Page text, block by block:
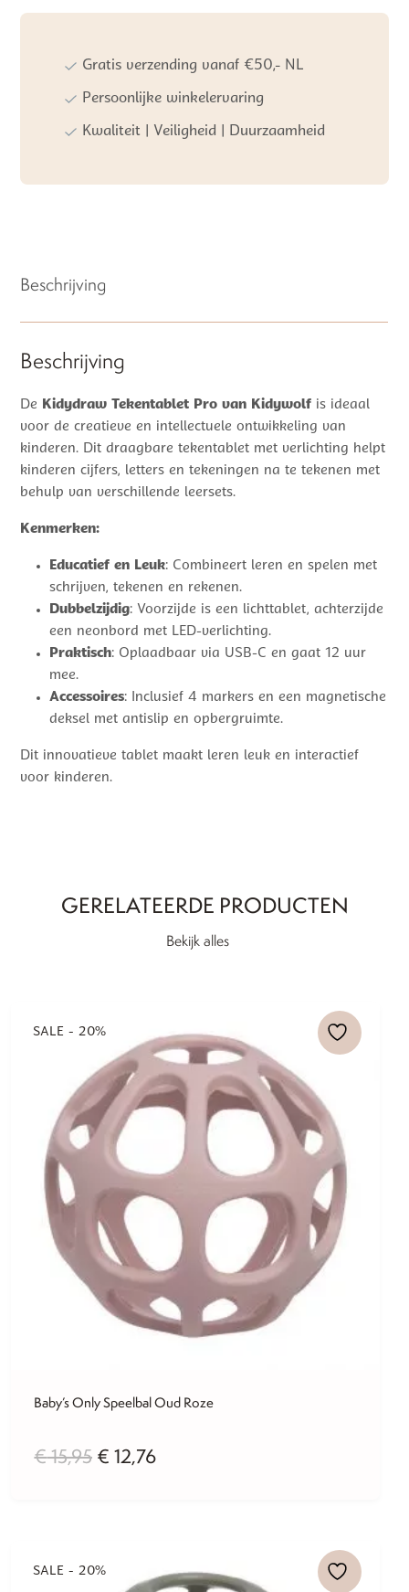
Gratis verzending vanaf €50,- NL
Persoonlijke winkelervaring
Kwaliteit | Veiligheid | Duurzaamheid
Beschrijving
Beschrijving
De Kidydraw Tekentablet Pro van Kidywolf is ideaal
voor de creatieve en intellectuele ontwikkeling van
kinderen. Dit draagbare tekentablet met verlichting helpt
kinderen cijfers, letters en tekeningen na te tekenen met
behulp van verschillende leersets.
Kenmerken:
Educatief en Leuk: Combineert leren en spelen met
schrijven, tekenen en rekenen.
Dubbelzijdig: Voorzijde is een lichttablet, achterzijde
een neonbord met LED-verlichting.
Praktisch: Oplaadbaar via USB-C en gaat 12 uur
mee.
Accessoires: Inclusief 4 markers en een magnetische
deksel met antislip en opbergruimte.
Dit innovatieve tablet maakt leren leuk en interactief
voor kinderen.
GERELATEERDE PRODUCTEN
Bekijk alles
SALE - 20%
Baby’s Only Speelbal Oud Roze
€15,95 Oorspronkelijke
€ 15,95.
€ 12,76Huidige
€ 12,76.
SALE - 20%